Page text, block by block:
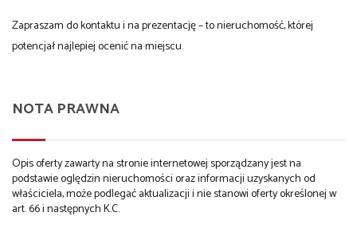
Zapraszam do kontaktu i na prezentację – to nieruchomość, której
potencjał najlepiej ocenić na miejscu.
NOTA PRAWNA
Opis oferty zawarty na stronie internetowej sporządzany jest na
podstawie oględzin nieruchomości oraz informacji uzyskanych od
właściciela, może podlegać aktualizacji i nie stanowi oferty określonej w
art. 66 i następnych K.C.